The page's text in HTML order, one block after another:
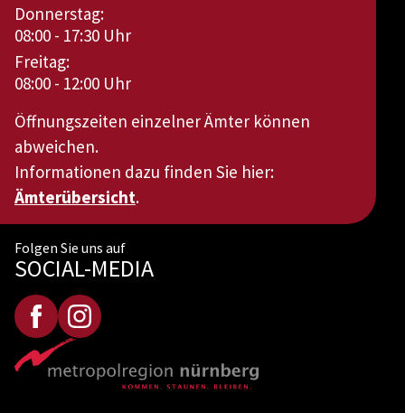
Donnerstag:
08:00 - 17:30 Uhr
Freitag:
08:00 - 12:00 Uhr
Öffnungszeiten einzelner Ämter können
abweichen.
Informationen dazu finden Sie hier:
Ämterübersicht.
Folgen Sie uns auf
SOCIAL-MEDIA